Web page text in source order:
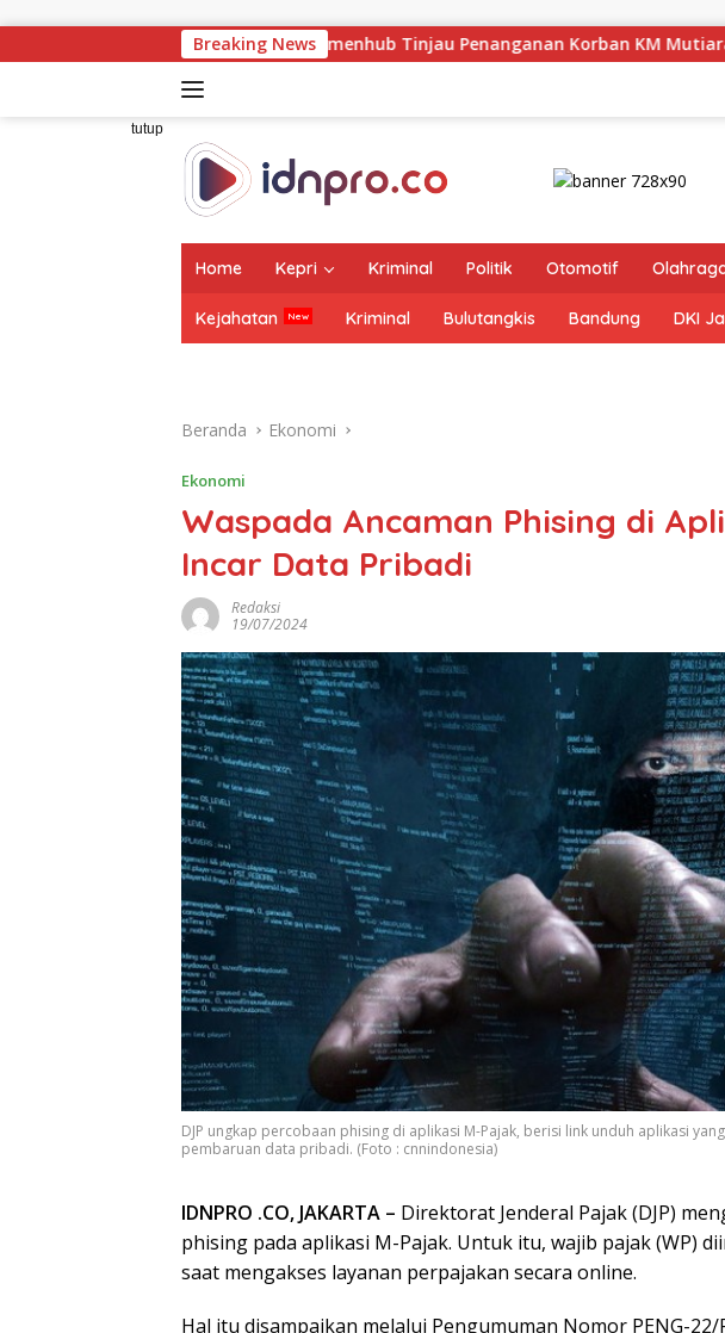
konten
Breaking News
Dampingi Wamenhub Tinjau Penanganan Korban KM Mutiara Sentosa II di RS PHC
tutup
Home Kepri Kriminal Politik Otomotif
Kejahatan Kriminal Bulutangkis Bandung DKI
Beranda Ekonomi
Ekonomi
Waspada Ancaman Phising di
Incar Data Pribadi
Redaksi
19/07/2024
DJP ungkap percobaan phising di aplikasi M-Pajak, berisi link unduh aplikasi
pembaruan data pribadi. (Foto : cnnindonesia)
IDNPRO .CO, JAKARTA – Direktorat Jenderal Pajak (DJP)
phising pada aplikasi M-Pajak. Untuk itu, wajib pajak (WP)
saat mengakses layanan perpajakan secara online.
Hal itu disampaikan melalui Pengumuman Nomor PENG-22/